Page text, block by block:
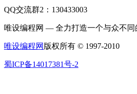
QQ交流群2：130433003
唯设编程网 — 全力打造一个与众不同
唯设编程网 版权所有 © 1997-2010
蜀ICP备14017381号-2